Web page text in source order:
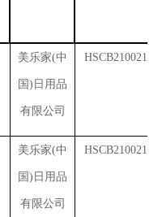
美乐家(中
国)日用品
有限公司
美乐家(中
国)日用品
有限公司